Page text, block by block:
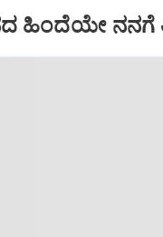
ಹಿಂದೆಯೇ ನನಗೆ